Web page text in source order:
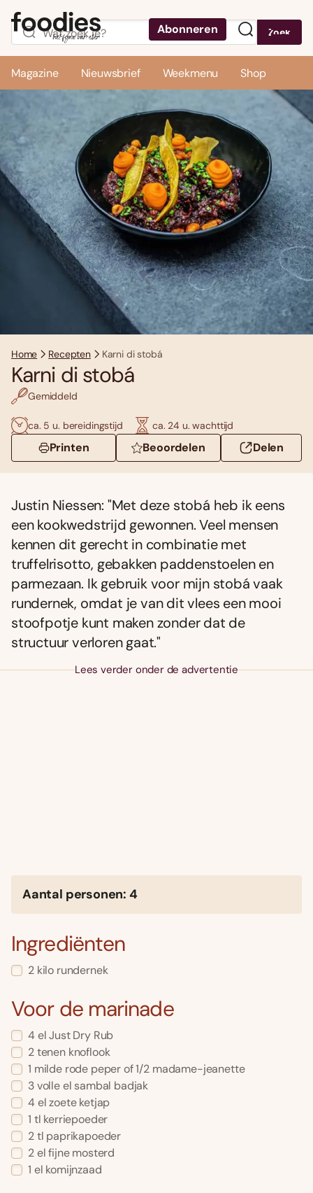
Abonneren Zoek
Magazine Nieuwsbrief Weekmenu Shop
Home Recepten Karni di stobá
Karni di stobá
Gemiddeld
ca. 5 u. bereidingstijd ca. 24 u. wachttijd
Printen Beoordelen Delen
Justin Niessen: "Met deze stobá heb ik eens
een kookwedstrijd gewonnen. Veel mensen
kennen dit gerecht in combinatie met
truffelrisotto, gebakken paddenstoelen en
parmezaan. Ik gebruik voor mijn stobá vaak
rundernek, omdat je van dit vlees een mooi
stoofpotje kunt maken zonder dat de
structuur verloren gaat."
Lees verder onder de advertentie
Aantal personen: 4
Ingrediënten
2 kilo rundernek
Voor de marinade
4 el Just Dry Rub
2 tenen knoflook
1 milde rode peper of 1/2 madame-jeanette
3 volle el sambal badjak
4 el zoete ketjap
1 tl kerriepoeder
2 tl paprikapoeder
2 el fijne mosterd
1 el komijnzaad